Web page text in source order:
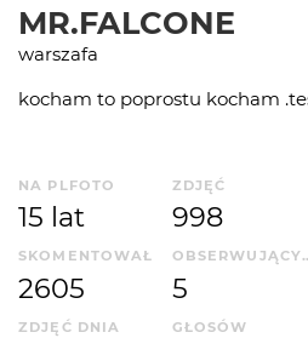
MR.FALCONE
warszafa
kocham to poprostu kocham
NA PLFOTO
15 lat
ZDJĘĆ
998
SKOMENTOWAŁ
2605 5
ZDJĘĆ DNIA GŁOSÓW